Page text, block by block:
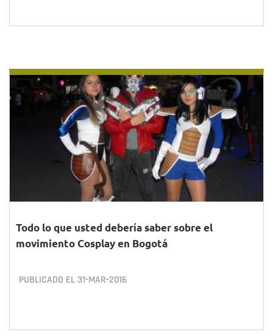
Todo lo que usted debería saber sobre el
movimiento Cosplay en Bogotá
PUBLICADO EL 31•MAR•2016